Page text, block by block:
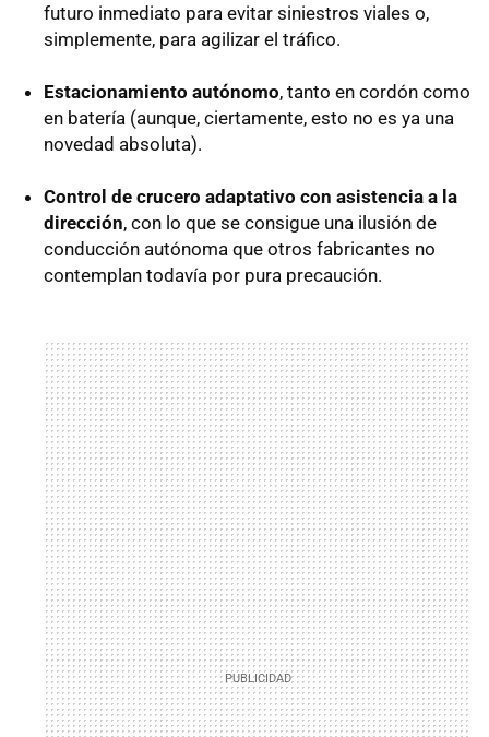
futuro inmediato para evitar siniestros viales o,
simplemente, para agilizar el tráfico.
Estacionamiento autónomo, tanto en cordón como
en batería (aunque, ciertamente, esto no es ya una
novedad absoluta).
Control de crucero adaptativo con asistencia a la
dirección, con lo que se consigue una ilusión de
conducción autónoma que otros fabricantes no
contemplan todavía por pura precaución.